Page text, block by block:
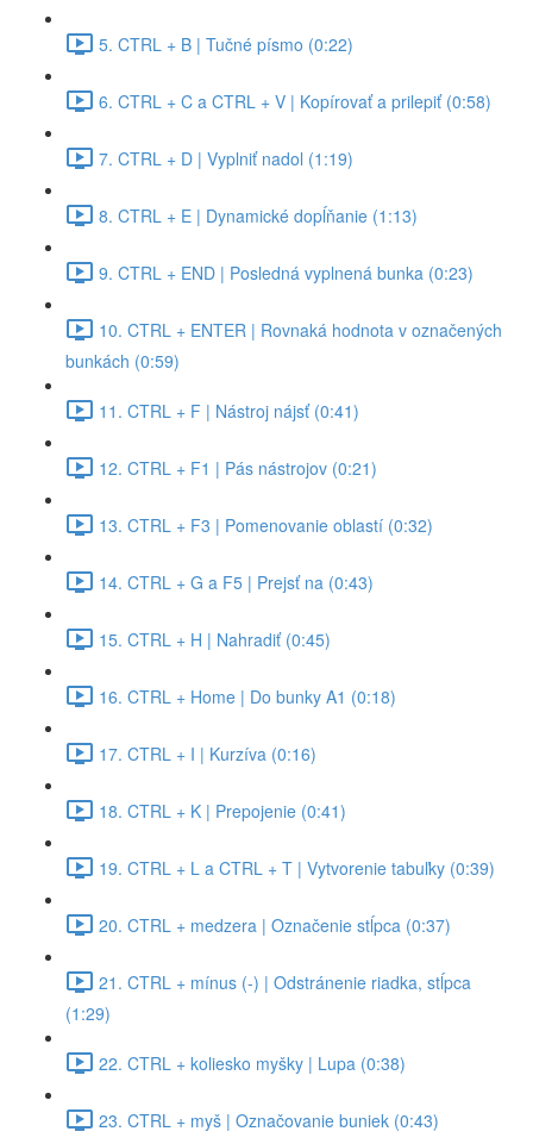
5. CTRL + B | Tučné písmo (0:22)
6. CTRL + C a CTRL + V | Kopírovať a prilepiť (0:58)
7. CTRL + D | Vyplniť nadol (1:19)
8. CTRL + E | Dynamické dopĺňanie (1:13)
9. CTRL + END | Posledná vyplnená bunka (0:23)
10. CTRL + ENTER | Rovnaká hodnota v označených
bunkách (0:59)
11. CTRL + F | Nástroj nájsť (0:41)
12. CTRL + F1 | Pás nástrojov (0:21)
13. CTRL + F3 | Pomenovanie oblastí (0:32)
14. CTRL + G a F5 | Prejsť na (0:43)
15. CTRL + H | Nahradiť (0:45)
16. CTRL + Home | Do bunky A1 (0:18)
17. CTRL + I | Kurzíva (0:16)
18. CTRL + K | Prepojenie (0:41)
19. CTRL + L a CTRL + T | Vytvorenie tabuľky (0:39)
20. CTRL + medzera | Označenie stĺpca (0:37)
21. CTRL + mínus (-) | Odstránenie riadka, stĺpca
(1:29)
22. CTRL + koliesko myšky | Lupa (0:38)
23. CTRL + myš | Označovanie buniek (0:43)